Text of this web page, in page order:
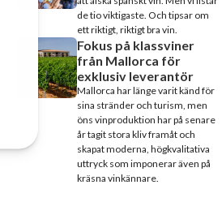
de tio viktigaste. Och tipsar om
ett riktigt, riktigt bra vin.
Fokus på klassviner
från Mallorca för
exklusiv leverantör
Mallorca har länge varit känd för
sina stränder och turism, men
öns vinproduktion har på senare
år tagit stora kliv framåt och
skapat moderna, högkvalitativa
uttryck som imponerar även på
kräsna vinkännare.